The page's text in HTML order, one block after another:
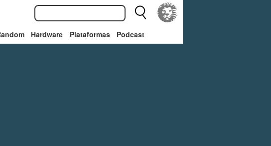
Hardware Plataformas Podcast